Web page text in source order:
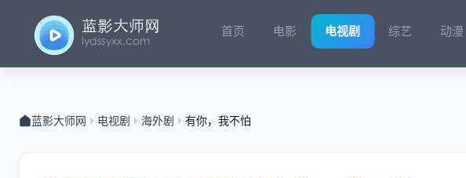
首页 电影 电视剧 综艺 动漫
蓝影大师网 电视剧 海外剧 有你，我不怕